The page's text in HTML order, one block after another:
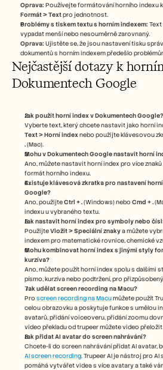
Oprava:
Formát > Text pro jednotnost.
Problémy s tiskem textu s horním indexem:
vypadat menší nebo nesouměrně zarovnaný.
Oprava: Ujistěte se, že jsou nastavení tisku
dokumentů s horním indexem předešlo
Nejčastější dotazy k
Dokumentech Google
Jak použít horní index v Dokumentech Google?
Vyberte text, který chcete nastavit jako horní
Text > Horní index nebo použijte klávesovou
. (Mac).
Mohu v Dokumentech Google nastavit horní
Ano, můžete nastavit horní index pro více
formát horního indexu.
Existuje klávesová zkratka pro nastavení
Google?
Ano, použijte Ctrl + . (Windows) nebo Cmd + .
indexu u vybraného textu.
Jak nastavit horní index pro symboly nebo
Použijte Vložit > Speciální znaky a můžete
indexem pro matematické rovnice, chemické
Mohu kombinovat horní index s jinými styly
kurzíva?
Ano, můžete použít horní index spolu s dalšími
písmo, kurzíva nebo podtržení, pro
Jak udělat screen recording na Macu?
Pro screen recording na Macu můžete použít
celou obrazovku a poskytuje funkce s umělou
avatarů, přidání voiceoveru, přidání zoomu
video překladu od trupeer můžete video
Jak přidat AI avatar do screen nahrávání?
Chcete-li do screen nahrávání přidat AI avatar,
AI screen recording. Trupeer AI je nástroj pro
pomáhá vytvářet videa s více avatary a také